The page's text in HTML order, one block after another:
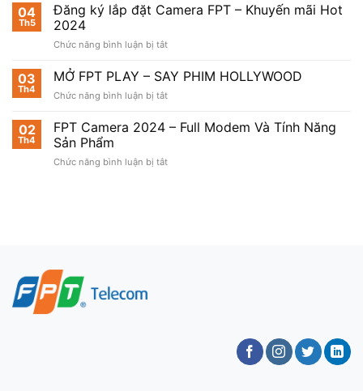
Gói
FPT
Cung
Tại
Chí
04
Th5
Đăng ký lắp đặt Camera FPT – Khuyến mãi Hot
2024
Chức năng bình luận bị tắtở
ký
lắp
đặt
FPT
mãi
03
Th4
MỞ FPT PLAY – SAY PHIM HOLLYWOOD
Chức năng bình luận bị tắtở
FPT
PLAY
SAY
02
Th4
FPT Camera 2024 – Full Modem Và Tính Năng
Sản Phẩm
Chức năng bình luận bị tắtở